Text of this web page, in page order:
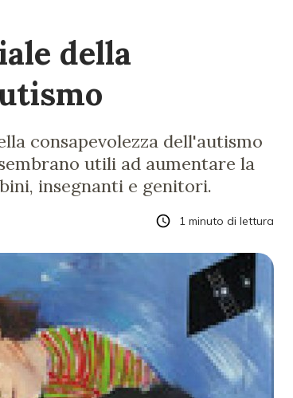
della
consapevolezza dell'autismo
utili ad aumentare la
insegnanti e genitori.
1 minuto di lettura